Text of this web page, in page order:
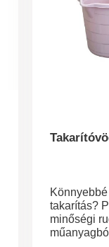
takarítás?
minőségi